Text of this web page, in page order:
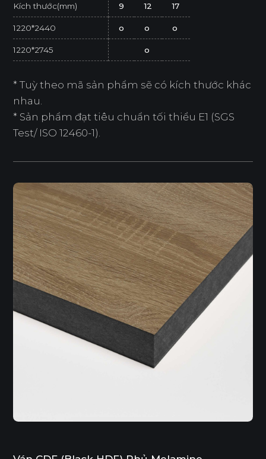
Kích thước(mm) 9 12 17
1220*2440 o o o
1220*2745 o
* Tuỳ theo mã sản phẩm sẽ có kích thước khác
nhau.
* Sản phẩm đạt tiêu chuẩn tối thiểu E1 (SGS
Test/ ISO 12460-1).